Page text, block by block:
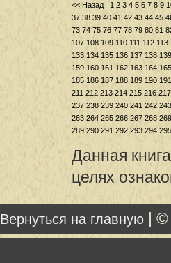
<< Назад 1 2 3 4 5 6 7 8 9
37 38 39 40 41 42 43 44 45
73 74 75 76 77 78 79 80 81
107 108 109 110 111 112 113
133 134 135 136 137 138 139
159 160 161 162 163 164 165
185 186 187 188 189 190 191
211 212 213 214 215 216 217
237 238 239 240 241 242 243
263 264 265 266 267 268 269
289 290 291 292 293 294 295
Данная
целях
Вернуться на главную |